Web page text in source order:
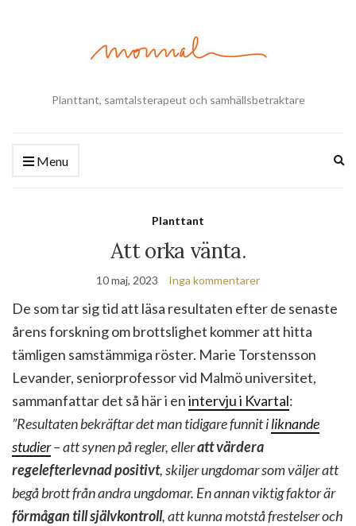
Planttant, samtalsterapeut och samhällsbetraktare
Menu
Planttant
Att orka vänta.
10 maj, 2023 Inga kommentarer
De som tar sig tid att läsa resultaten efter de senaste
årens forskning om brottslighet kommer att hitta
tämligen samstämmiga röster. Marie Torstensson
Levander, seniorprofessor vid Malmö universitet,
sammanfattar det så här i enintervju i Kvartal:
”Resultaten bekräftar det man tidigare funnit iliknande
studier– att synen på regler, elleratt värdera
regelefterlevnad positivt, skiljer ungdomar som väljer att
begå brott från andra ungdomar. En annan viktig faktor är
förmågan till självkontroll, att kunna motstå frestelser och